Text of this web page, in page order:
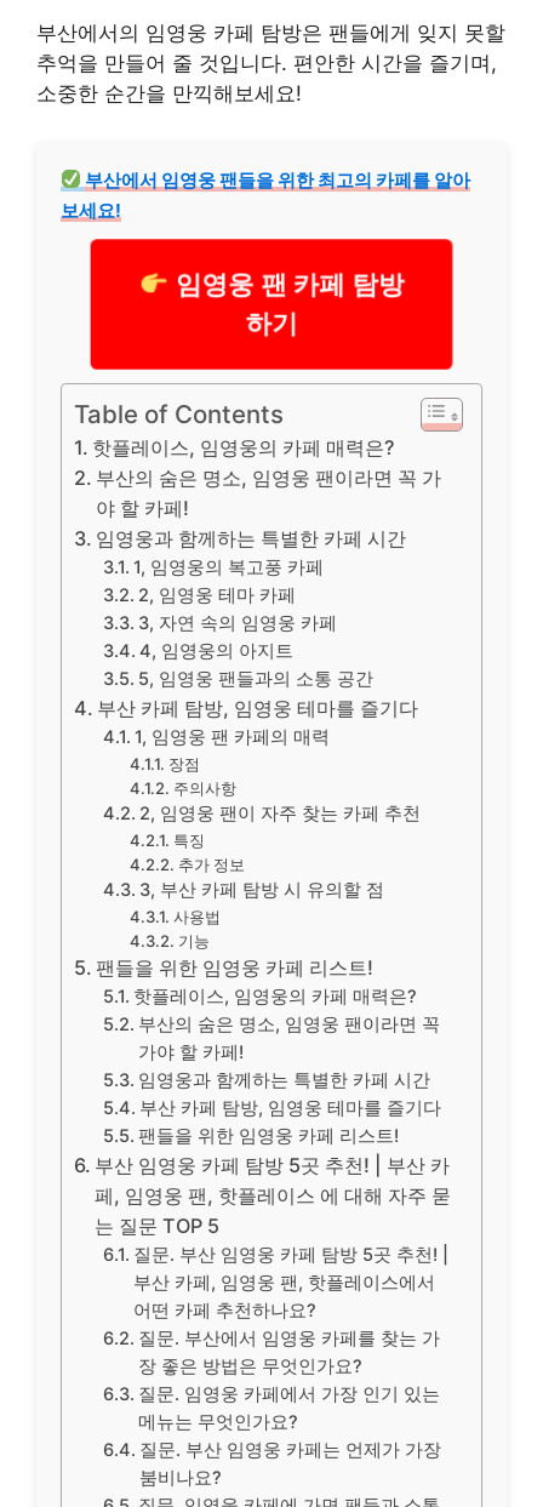
부산에서의 임영웅 카페 탐방은 팬들에게 잊지 못할
추억을 만들어 줄 것입니다. 편안한 시간을 즐기며,
소중한 순간을 만끽해보세요!
부산에서 임영웅 팬들을 위한 최고의 카페를 알아
보세요!
임영웅 팬 카페 탐방
하기
Table of Contents
핫플레이스, 임영웅의 카페 매력은?
부산의 숨은 명소, 임영웅 팬이라면 꼭 가
야 할 카페!
임영웅과 함께하는 특별한 카페 시간
1, 임영웅의 복고풍 카페
2, 임영웅 테마 카페
3, 자연 속의 임영웅 카페
4, 임영웅의 아지트
5, 임영웅 팬들과의 소통 공간
부산 카페 탐방, 임영웅 테마를 즐기다
1, 임영웅 팬 카페의 매력
장점
주의사항
2, 임영웅 팬이 자주 찾는 카페 추천
특징
추가 정보
3, 부산 카페 탐방 시 유의할 점
사용법
기능
팬들을 위한 임영웅 카페 리스트!
핫플레이스, 임영웅의 카페 매력은?
부산의 숨은 명소, 임영웅 팬이라면 꼭
가야 할 카페!
임영웅과 함께하는 특별한 카페 시간
부산 카페 탐방, 임영웅 테마를 즐기다
팬들을 위한 임영웅 카페 리스트!
부산 임영웅 카페 탐방 5곳 추천! | 부산 카
페, 임영웅 팬, 핫플레이스 에 대해 자주 묻
는 질문 TOP 5
질문. 부산 임영웅 카페 탐방 5곳 추천! |
부산 카페, 임영웅 팬, 핫플레이스에서
어떤 카페 추천하나요?
질문. 부산에서 임영웅 카페를 찾는 가
장 좋은 방법은 무엇인가요?
질문. 임영웅 카페에서 가장 인기 있는
메뉴는 무엇인가요?
질문. 부산 임영웅 카페는 언제가 가장
붐비나요?